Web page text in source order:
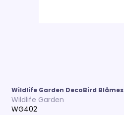
Wildlife Garden DecoBird Blåmes
Wildlife Garden
WG402